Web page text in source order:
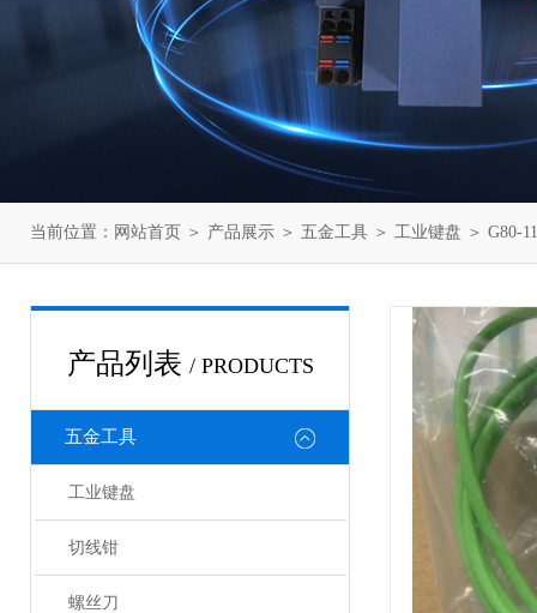
当前位置： 网站首页 ＞ 产品展示 ＞ 五金工具 ＞ 工业键盘 ＞ G80-
产品列表 / PRODUCTS
五金工具
工业键盘
切线钳
螺丝刀